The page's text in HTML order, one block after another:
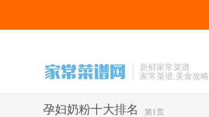
新鲜家常菜谱
家常菜谱,美食攻略
孕妇奶粉十大排名 第1页